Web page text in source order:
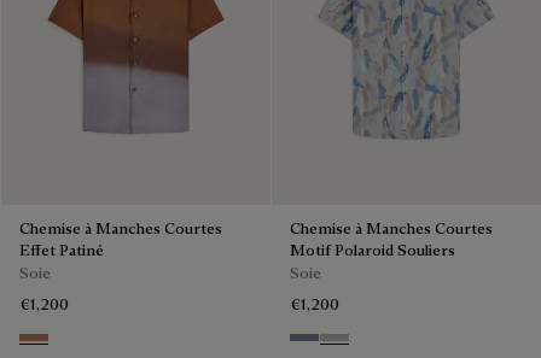
Chemise à Manches Courtes
Effet Patiné
Soie
€1,200
Toffee Mist Patina
Chemise à Manches Courtes
Motif Polaroid Souliers
Soie
€1,200
Cloudy Blue
Pearl Grey